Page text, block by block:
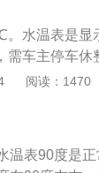
水温表是显
需车主停车
不动的原因
水温表电路
阅读：1470
温表90度是